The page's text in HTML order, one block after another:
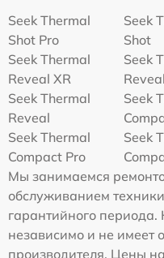
Seek Thermal
Shot Pro
Seek
Shot
Seek Thermal
Reveal XR
Seek
Seek Thermal
Reveal
Seek
Seek Thermal
Compact Pro
Seek
Мы занимаемся
обслуживанием
гарантийного
независимо и не имеет
производителя. Цены